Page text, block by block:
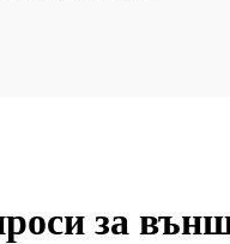
за